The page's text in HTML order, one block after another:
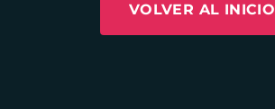
VOLVER AL INICIO